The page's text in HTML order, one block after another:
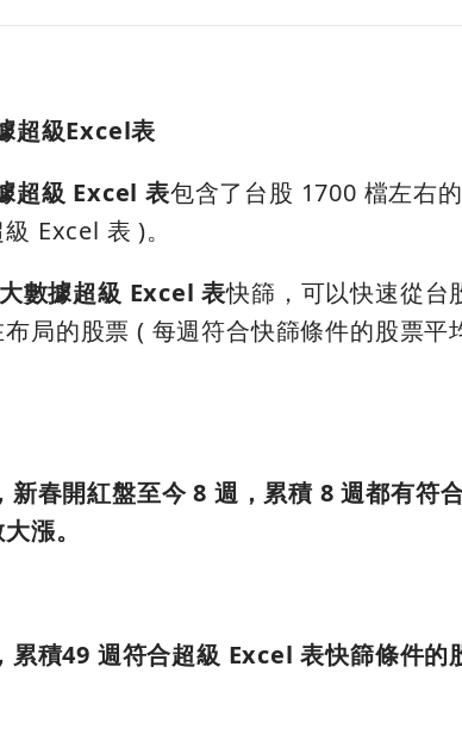
超級Excel表
超級 Excel 表包含了台股 1700 檔左右
Excel 表 )。
數據超級 Excel 表快篩，可以快速從台
局的股票 ( 每週符合快篩條件的股票
新春開紅盤至今 8 週，累積 8 週都有符
漲。
累積49 週符合超級 Excel 表快篩條件